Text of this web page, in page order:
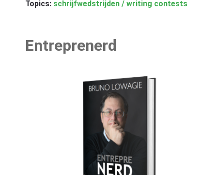
Topics: schrijfwedstrijden / writing contests
Entreprenerd